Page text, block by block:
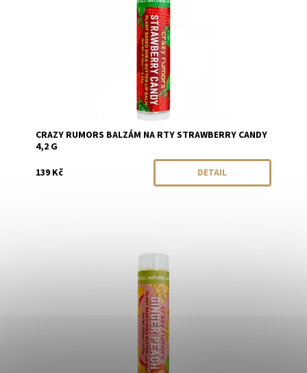
CRAZY RUMORS BALZÁM NA RTY STRAWBERRY CANDY
4,2 G
139 Kč
DETAIL
Momentálně vyprodáno